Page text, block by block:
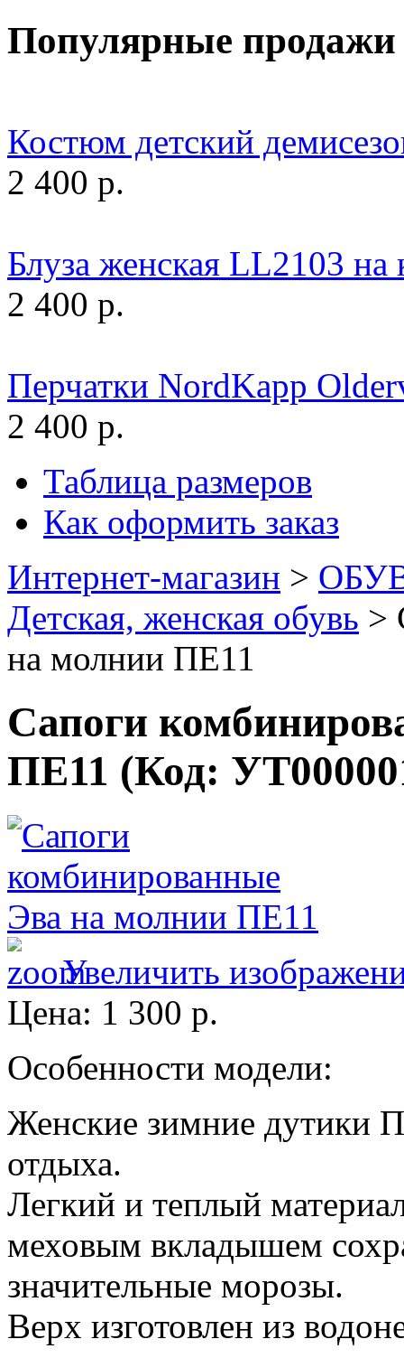
Популярные продажи
Костюм детский
2 400 р.
Блуза женская LL2103
2 400 р.
Перчатки NordKapp
2 400 р.
Таблица размеров
Как оформить заказ
Интернет-магазин >
Детская, женская обувь >
на молнии ПЕ11
Сапоги
ПЕ11 (Код:
Увеличить
Цена: 1 300 р.
Особенности модели:
Женские зимние дутики
отдыха.
Легкий и теплый
меховым вкладышем
значительные морозы.
Верх изготовлен из